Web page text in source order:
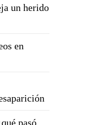
un herido
en
pasó